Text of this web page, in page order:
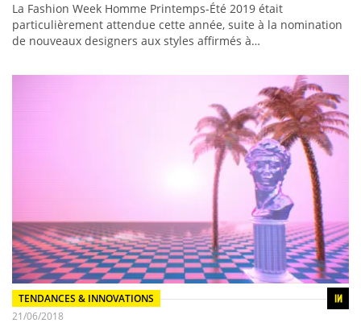
La Fashion Week Homme Printemps-Été 2019 était
particulièrement attendue cette année, suite à la nomination
de nouveaux designers aux styles affirmés à…
TENDANCES & INNOVATIONS
21/06/2018